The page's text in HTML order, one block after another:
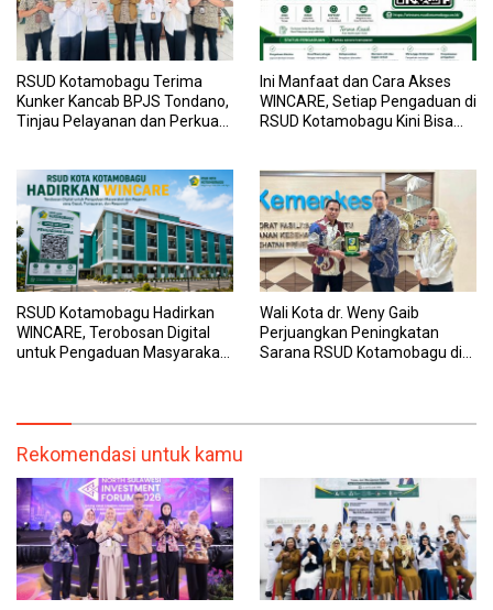
RSUD Kotamobagu Terima
Kunker Kancab BPJS Tondano,
Tinjau Pelayanan dan Perkuat
Ini Manfaat dan Cara Akses
WINCARE, Setiap Pengaduan di
RSUD Kotamobagu Kini Bisa
RSUD Kotamobagu Hadirkan
WINCARE, Terobosan Digital
untuk Pengaduan Masyarakat
Wali Kota dr. Weny Gaib
Perjuangkan Peningkatan
Sarana RSUD Kotamobagu di
Rekomendasi untuk kamu